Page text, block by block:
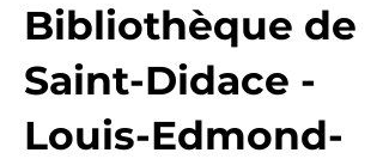
Bibliothèque de
Saint-Didace -
Louis-Edmond-